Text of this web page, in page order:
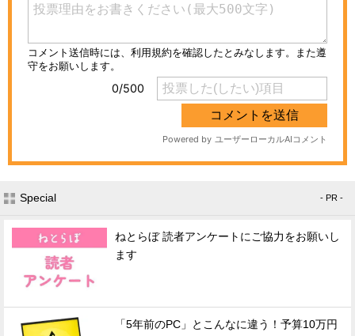
Special - PR -
ねとらぼ 読者アンケートにご協力をお願いし
ます
「5年前のPC」とこんなに違う！予算10万円